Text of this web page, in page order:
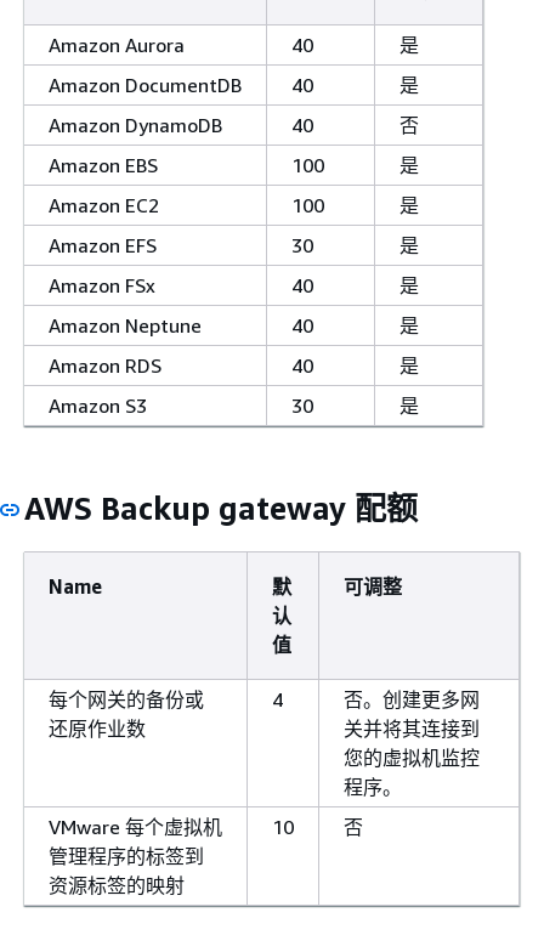
Amazon Aurora 40
是
Amazon DocumentDB
40
是
Amazon DynamoDB
40
否
Amazon EBS
100
是
Amazon EC2
100
是
Amazon EFS
30
是
Amazon FSx
40
是
Amazon Neptune
40
是
Amazon RDS
40
是
Amazon S3
30 是
AWS Backup gateway 配额
Name
默
认
值
可调整
每个网关的备份或
还原作业数
4
否。创建更多网
关并将其连接到
您的虚拟机监控
程序。
VMware 每个虚拟机
管理程序的标签到
资源标签的映射
10 否